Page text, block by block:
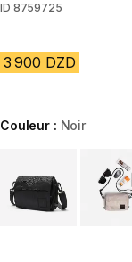
ID 8759725
3 900 DZD
Couleur : Noir